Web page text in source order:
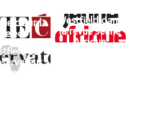
sur la
vie éco
Westfield dans
la revue Jeune
Afrique
sur
et de